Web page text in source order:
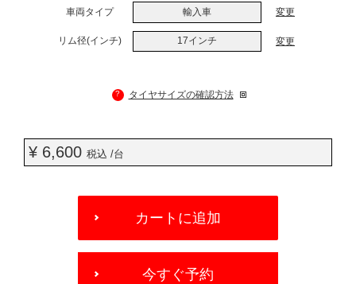
車両タイプ 輸入車 変更
リム径(インチ) 17インチ 変更
? タイヤサイズの確認方法
¥ 6,600 税込 /台
OPTIONS
カートに追加
今すぐ予約